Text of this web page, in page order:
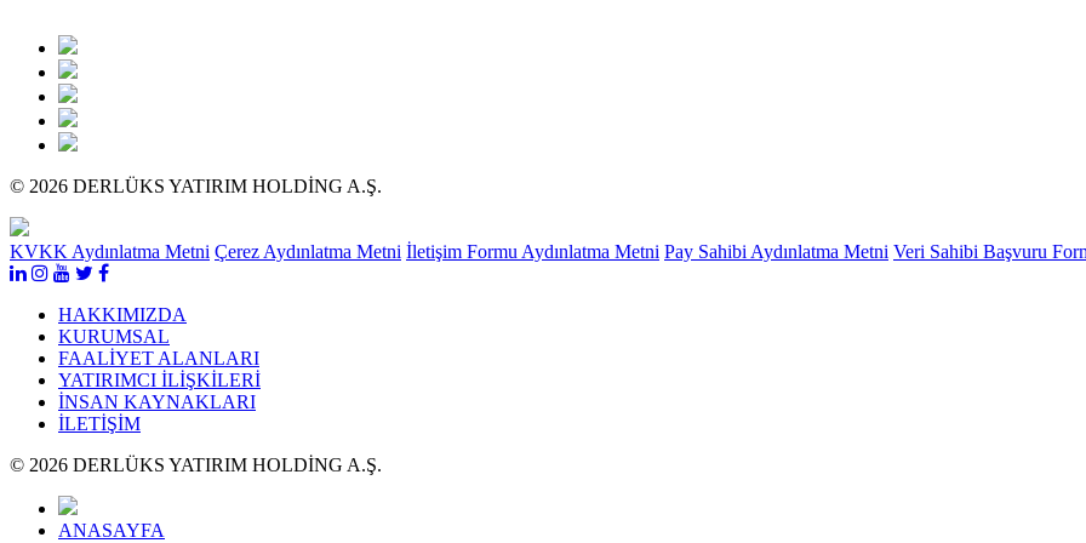
© 2026 DERLÜKS YATIRIM HOLDİNG A.Ş.
KVKK Aydınlatma Metni Çerez Aydınlatma Metni İletişim Formu Aydınlatma Metni Pay Sahibi Aydınlatma Metni Veri Sahibi Başvuru
HAKKIMIZDA
KURUMSAL
FAALİYET ALANLARI
YATIRIMCI İLİŞKİLERİ
İNSAN KAYNAKLARI
İLETİŞİM
© 2026 DERLÜKS YATIRIM HOLDİNG A.Ş.
ANASAYFA